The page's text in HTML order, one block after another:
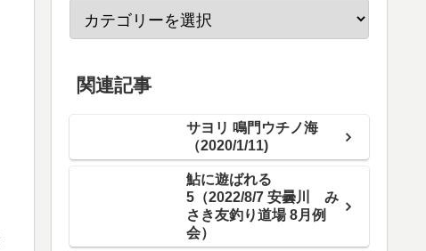
関連記事
サヨリ 鳴門ウチノ海
（2020/1/11)
鮎に遊ばれる
5（2022/8/7 安曇川 み
さき友釣り道場 8月例
会）